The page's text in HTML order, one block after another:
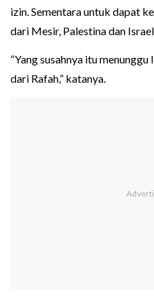
izin. Sementara untuk dapat
dari Mesir, Palestina dan
“Yang susahnya itu
dari Rafah,” katanya.